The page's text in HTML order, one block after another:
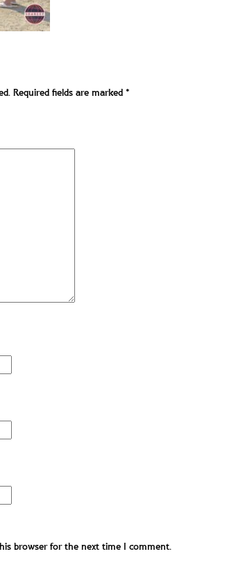
Required fields are marked*
browser for the next time I comment.